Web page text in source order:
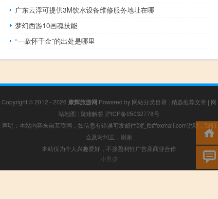
广东云浮可提供3M饮水设备维修服务地址在哪
梦幻西游10画魂技能
“一歃怀千金”的出处是哪里
Copyright © 2012 - 2026 康辉旅游网 Powered by 网站分类目录 | 精选推荐文章 | 网
站地图 | 疑难解答 沪ICP备05032778号
声明：本站内容来自互联网，如信息有错误可发邮件到f_fb#foxmail.com说明，我们
会及时纠正，谢谢
本站仅为个人兴趣爱好，不接盈利性广告及商业合作
小男孩